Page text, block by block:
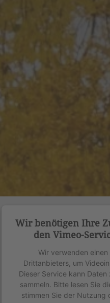
Wir benötigen Ihre
den Vimeo-
Wir verwenden
Drittanbieters, um
Dieser Service kann
sammeln. Bitte lesen Sie
stimmen Sie der Nutzung